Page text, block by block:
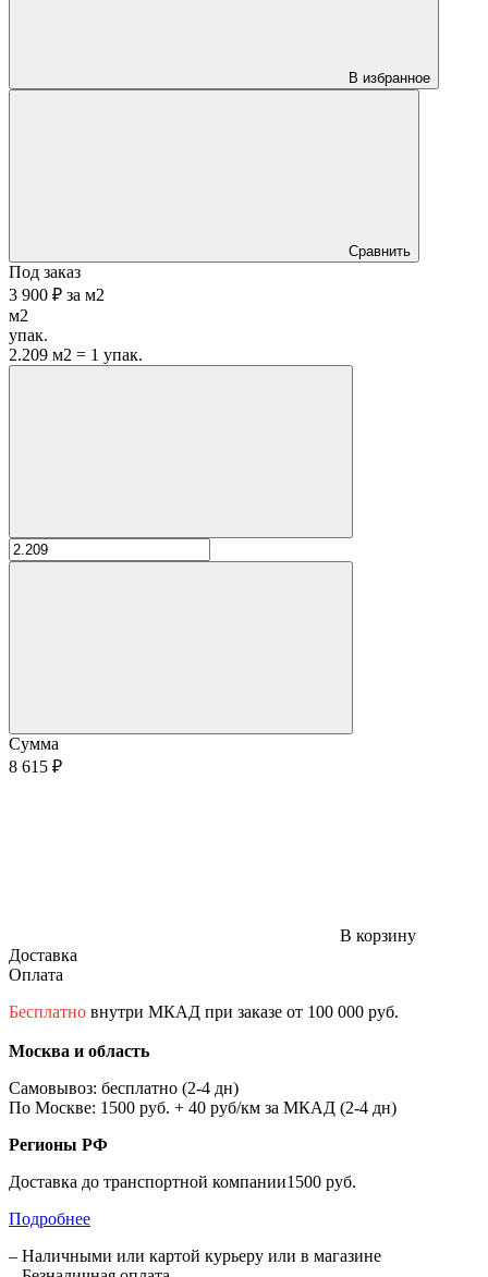
В избранное
Сравнить
Под заказ
3 900 ₽ за м2
м2
упак.
2.209 м2 = 1 упак.
Сумма
8 615 ₽
В корзину
Доставка
Оплата
Бесплатно внутри МКАД при заказе от 100 000 руб.
Москва и область
Самовывоз: бесплатно (2-4 дн)
По Москве: 1500 руб. + 40 руб/км за МКАД (2-4 дн)
Регионы РФ
Доставка до транспортной компании1500 руб.
Подробнее
– Наличными или картой курьеру или в магазине